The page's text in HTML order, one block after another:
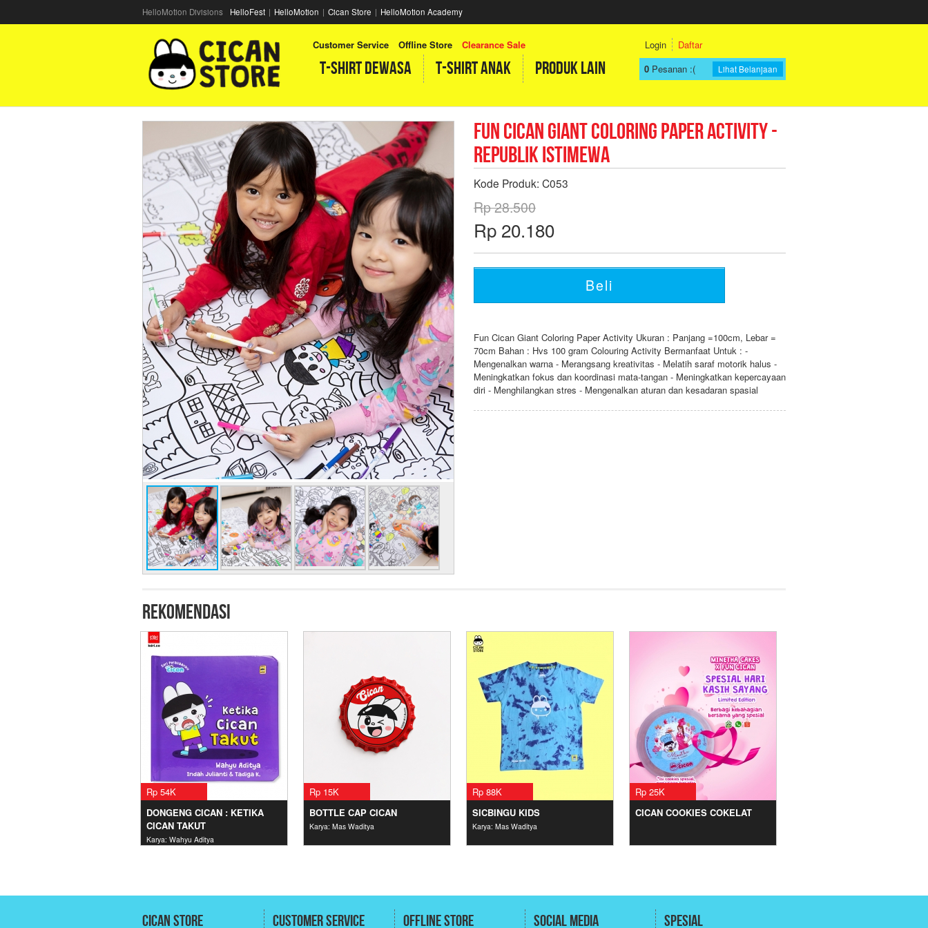
HelloMotion Divisions HelloFest | HelloMotion | Cican Store | HelloMotion Academy
Customer Service Offline Store Clearance Sale
T-SHIRT DEWASA T-SHIRT ANAK PRODUK LAIN
Login
Daftar
0 Pesanan :( Lihat Belanjaan
Fun Cican Giant Coloring Paper Activity -
Republik Istimewa
Kode Produk: C053
Rp 28.500
Rp 20.180
Beli
Fun Cican Giant Coloring Paper Activity Ukuran : Panjang =100cm, Lebar =
70cm Bahan : Hvs 100 gram Colouring Activity Bermanfaat Untuk : -
Mengenalkan warna - Merangsang kreativitas - Melatih saraf motorik halus -
Meningkatkan fokus dan koordinasi mata-tangan - Meningkatkan kepercayaan
diri - Menghilangkan stres - Mengenalkan aturan dan kesadaran spasial
Rekomendasi
Rp 54K
DONGENG CICAN : KETIKA
CICAN TAKUT
Karya: Wahyu Aditya
Rp 15K
BOTTLE CAP CICAN
Karya: Mas Waditya
Rp 88K
SICBINGU KIDS
Karya: Mas Waditya
Rp 25K
CICAN COOKIES COKELAT
Cican Store Customer Service Offline Store Social Media Spesial